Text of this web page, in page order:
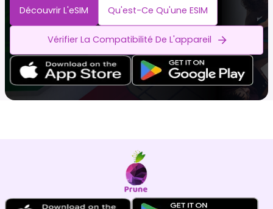
Découvrir L'eSIM Qu'est-Ce Qu'une ESIM
Vérifier La Compatibilité De L'appareil